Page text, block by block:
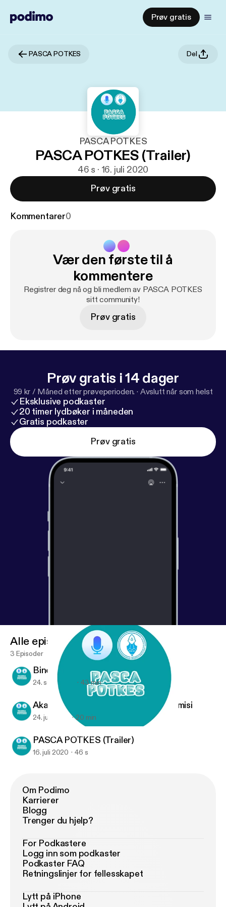
Prøv gratis
PASCA POTKES Del
PASCA POTKES
PASCA POTKES (Trailer)
46 s · 16. juli 2020
Prøv gratis
Kommentarer0
Vær den første til å
kommentere
Registrer deg nå og bli medlem av PASCA POTKES
sitt community!
Prøv gratis
Prøv gratis i 14 dager
99 kr / Måned etter prøveperioden. · Avslutt når som helst
Eksklusive podkaster
20 timer lydbøker i måneden
Gratis podkaster
Prøv gratis
PASCA POTKES
Alle episoder
3 Episoder
Bincang Beasiswa
24. sep. 2020 43 min
Akademisi Aktivis atau Aktivis Akademisi
24. juli 2020 20 min
PASCA POTKES (Trailer)
16. juli 2020 46 s
Om Podimo
Karrierer
Blogg
Trenger du hjelp?
For Podkastere
Logg inn som podkaster
Podkaster FAQ
Retningslinjer for fellesskapet
Lytt på iPhone